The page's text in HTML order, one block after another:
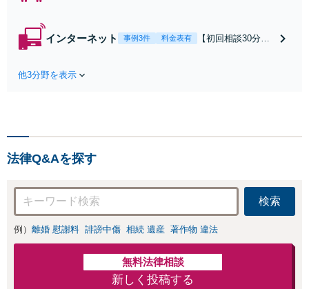
れたら、サインす
インターネット 事例3件 料金表有
【初回相談30分無
お店の風評被害対
応可：開示請求の
意見照会が来たと
きの対処法、被害
者との示談交渉
他3分野を表示
法律Q&Aを探す
検索
例） 離婚 慰謝料 誹謗中傷 相続 遺産 著作物 違法
無料法律相談
新しく投稿する